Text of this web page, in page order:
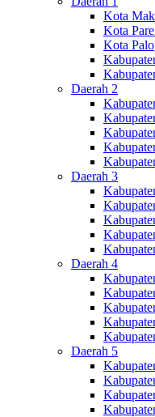
Kota
Kota
Kota
Daerah 2
Daerah 3
Daerah 4
Daerah 5